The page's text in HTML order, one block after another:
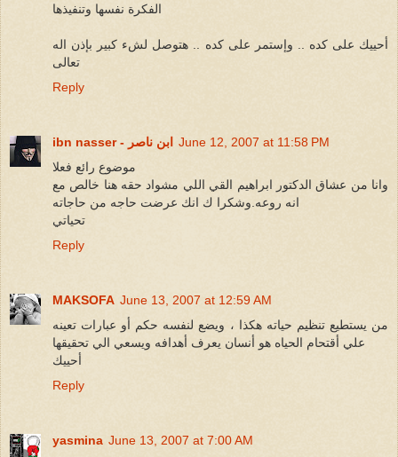
الفكرة نفسها وتنفيذها
أحييك على كده .. وإستمر على كده .. هتوصل لشء كبير بإذن اله
تعالى
Reply
ibn nasser - ابن ناصر
June 12, 2007 at 11:58 PM
موضوع رائع فعلا
وانا من عشاق الدكتور ابراهيم القي اللي مشواد حقه هنا خالص مع
انه روعه.وشكرا ك انك عرضت حاجه من حاجاته
تحياتي
Reply
MAKSOFA June 13, 2007 at 12:59 AM
من يستطيع تنظيم حياته هكذا ، ويضع لنفسه حكم أو عبارات تعينه
علي أقتحام الحياه هو أنسان يعرف أهدافه ويسعي الي تحقيقها
أحييك
Reply
yasmina June 13, 2007 at 7:00 AM